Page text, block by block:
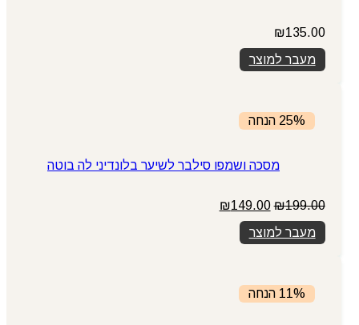
₪135.00
מעבר למוצר
25% הנחה
מסכה ושמפו סילבר לשיער בלונדיני לה בוטה
₪199.00
המחיר
המקורי
היה:
₪199.00.
₪149.00
מעבר למוצר
11% הנחה